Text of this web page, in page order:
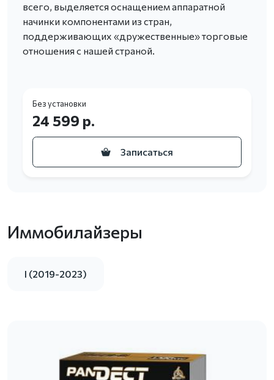
всего, выделяется оснащением аппаратной
начинки компонентами из стран,
поддерживающих «дружественные» торговые
отношения с нашей страной.
Без установки
24 599 р.
Записаться
Иммобилайзеры
I (2019-2023)